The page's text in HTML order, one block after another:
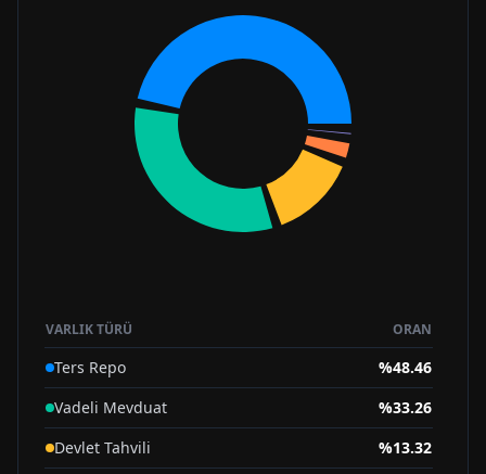
VARLIK TÜRÜ ORAN
Ters Repo %48.46
Vadeli Mevduat
%33.26
Devlet Tahvili
%13.32